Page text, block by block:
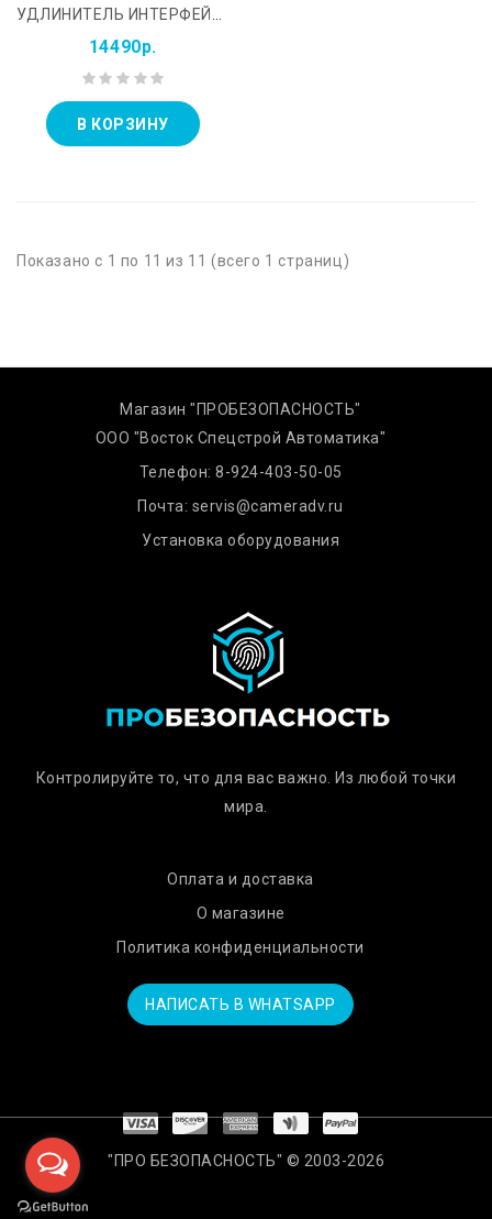
14490р.
В КОРЗИНУ
Показано с 1 по 11 из 11 (всего 1 страниц)
Магазин "ПРОБЕЗОПАСНОСТЬ"
ООО "Восток Спецстрой Автоматика"
Телефон: 8-924-403-50-05
Почта: servis@cameradv.ru
Установка оборудования
Контролируйте то, что для вас важно. Из любой точки
мира.
Оплата и доставка
О магазине
Политика конфиденциальности
НАПИСАТЬ В WHATSAPP
"ПРО БЕЗОПАСНОСТЬ" © 2003-2026